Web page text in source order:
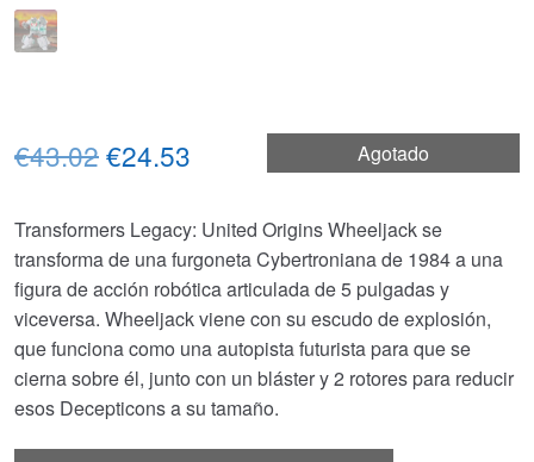
Agotado
€43.02El
original
era:
€43.02.
€24.53
actual
es:
€24.53.
Transformers Legacy: United Origins Wheeljack se
transforma de una furgoneta Cybertroniana de 1984 a una
figura de acción robótica articulada de 5 pulgadas y
viceversa. Wheeljack viene con su escudo de explosión,
que funciona como una autopista futurista para que se
cierna sobre él, junto con un bláster y 2 rotores para reducir
esos Decepticons a su tamaño.